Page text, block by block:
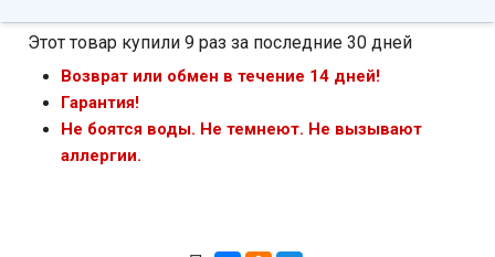
Этот товар купили 9 раз за последние 30 дней
Возврат или обмен в течение 14 дней!
Гарантия!
Не боятся воды. Не темнеют. Не вызывают
аллергии.